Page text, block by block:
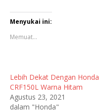
Menyukai ini:
Memuat...
Lebih Dekat Dengan Honda
CRF150L Warna Hitam
Agustus 23, 2021
dalam "Honda"